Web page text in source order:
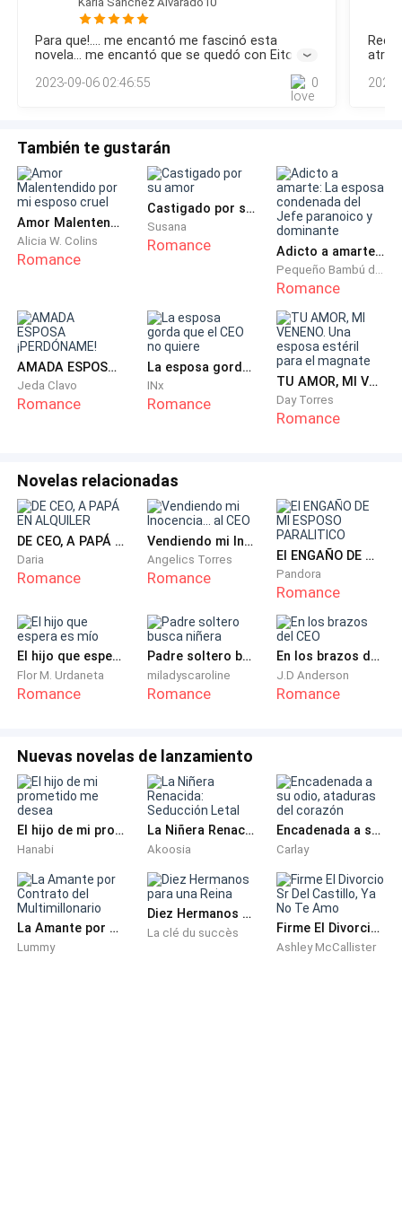
mientras levantaban la mesa donde desayunamos todos
juntos, incluso Nathaniel, no fue una boda común, al terminar
la fiesta comenzamos a dejar todo en orden para cobrar la
herencia. Como buitres.—¿Qué pasó?—preguntó Jelena
tomándome de la mano.—Anoche se mató V
Para que!.... me encantó me fascinó esta
novela... me encantó que se quedó con Eitor.
de esta aplicación... buenísima hermosa ... ... ...
2023-09-06 02:46:55 0
ves
También te gustarán
Amor Malentendido por mi esposo cruel
Alicia W. Colins
Romance
Castigado por su amor
Susana
Romance Adicto a amarte: La esposa condenada del Jefe paranoico y dominante
Pequeño Bambú de la Familia Gu
Romance
AMADA ESPOSA ¡PERDÓNAME!
Jeda Clavo
Romance
La esposa gorda que el CEO no quiere
INx
Romance
TU AMOR, MI VENENO. Una esposa estéril para el magnate
Day Torres
Romance
Novelas relacionadas
DE CEO, A PAPÁ EN ALQUILER
Daria
Romance
Vendiendo mi Inocencia... al CEO
Angelics Torres
Romance
El ENGAÑO DE MI ESPOSO PARALITICO
Pandora
Romance
El hijo que espera es mío
Flor M. Urdaneta
Romance
Padre soltero busca niñera
miladyscaroline
Romance
En los brazos del CEO
J.D Anderson
Romance
Nuevas novelas de lanzamiento
El hijo de mi prometido me desea
Hanabi
La Niñera Renacida: Seducción Letal
Akoosia
Encadenada a su odio, ataduras del corazón
Carlay
La Amante por Contrato del Multimillonario
Lummy
Diez Hermanos para una Reina
La clé du succès Firme El Divorcio Sr Del Castillo, Ya No Te Amo
Ashley McCallister